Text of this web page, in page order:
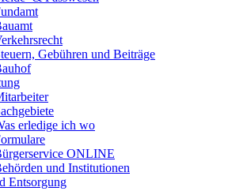
Gebühren und Beiträge
erledige ich wo
ONLINE
und Institutionen
Entsorgung